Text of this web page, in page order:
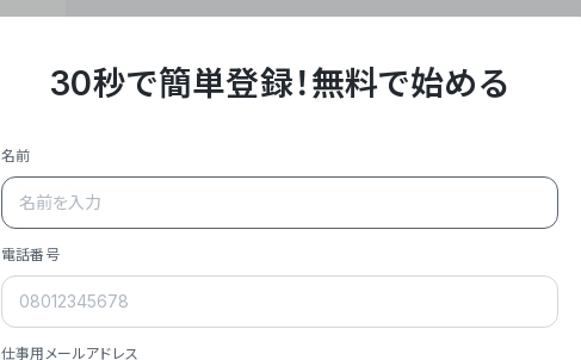
**Yoom株式会社は、ビジネスオートメーションSaaS「
API・RPA・OCRなどの技術をノーコードで組み合わせた
作業やデスクワークを自動化するサービスを提供してい
- **主力プロダクト「Yoom」**: SaaS連携データベース
メール対応、請求書処理、日報作成などの業務を自動化
- **実績**: 国内利用社数20,000社超、直近成長率
- **強み**: すべての自動化技術を1プラットフォームで
30秒で簡単登録！無料で始める
名前
電話番号
仕事用メールアドレス